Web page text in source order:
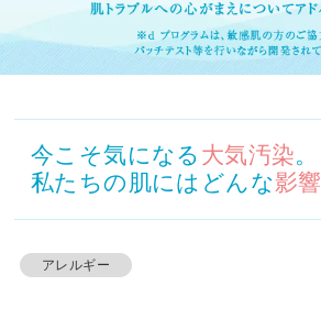
今こそ気になる 大気汚染。
私たちの肌にはどんな影響
アレルギー